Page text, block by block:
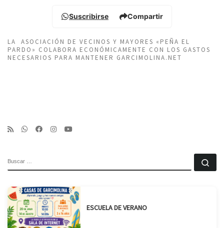
Suscribirse Compartir
LA ASOCIACIÓN DE VECINOS Y MAYORES «PEÑA EL
PARDO» COLABORA ECONÓMICAMENTE CON LOS GASTOS
NECESARIOS PARA MANTENER GARCIMOLINA.NET
ESCUELA DE VERANO